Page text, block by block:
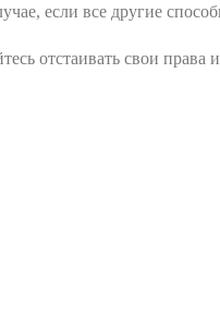
если все другие
отстаивать свои